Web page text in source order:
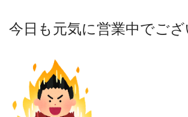
今日も元気に営業中でござ